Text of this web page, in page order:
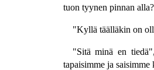
tuon tyynen pinnan
"Kyllä täälläkin on
"Sitä minä en
tapaisimme ja